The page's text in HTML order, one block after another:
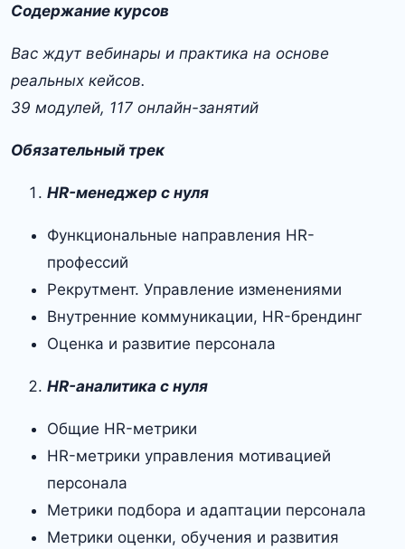
Содержание курсов
Вас ждут вебинары и практика на основе
реальных кейсов.
39 модулей, 117 онлайн-занятий
Обязательный трек
HR-менеджер с нуля
Функциональные направления HR-
профессий
Рекрутмент. Управление изменениями
Внутренние коммуникации, HR-брендинг
Оценка и развитие персонала
HR-аналитика с нуля
Общие HR-метрики
HR-метрики управления мотивацией
персонала
Метрики подбора и адаптации персонала
Метрики оценки, обучения и развития